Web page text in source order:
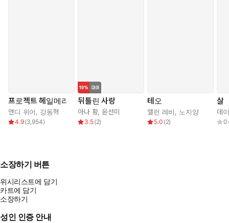
프로젝트 헤일메리
앤디 위어 강동혁
4.9(3,954)
뒤틀린 사랑
아나 황,윤선미
3.5(2)
테오
앨런 레비 노지양
5.0 (2)
살
데
0
소장하기 버튼
위시리스트에 담기
카트에 담기
소장하기
성인 인증 안내